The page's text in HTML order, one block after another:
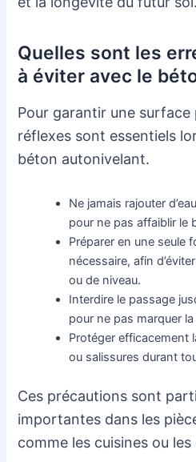
Quelles sont les
à éviter avec le
Pour garantir une
réflexes sont essentiels
béton autonivelant.
Ne jamais rajouter
pour ne pas affaiblir le
Préparer en une seule
nécessaire, afin
ou de niveau.
Interdire le passage
pour ne pas marquer
Protéger efficacement
ou salissures durant
Ces précautions sont
importantes dans les
comme les cuisines ou les